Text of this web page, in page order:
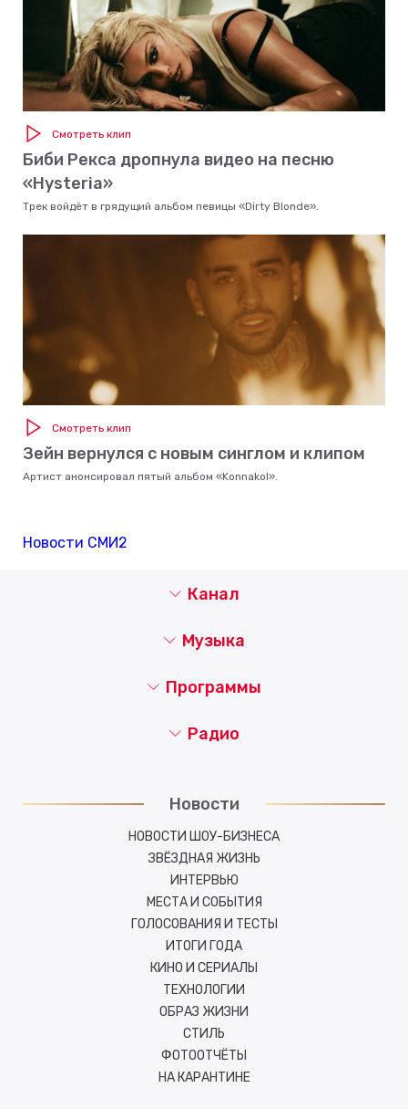
Смотреть клип
Биби Рекса дропнула видео на песню
«Hysteria»
Трек войдёт в грядущий альбом певицы «Dirty Blonde».
Смотреть клип
Зейн вернулся с новым синглом и клипом
Артист анонсировал пятый альбом «Konnakol».
Новости СМИ2
Канал
Музыка
Новости
НОВОСТИ ШОУ-БИЗНЕСА
ЗВЁЗДНАЯ ЖИЗНЬ
ИНТЕРВЬЮ
МЕСТА И СОБЫТИЯ
ГОЛОСОВАНИЯ И ТЕСТЫ
ИТОГИ ГОДА
КИНО И СЕРИАЛЫ
ТЕХНОЛОГИИ
ОБРАЗ ЖИЗНИ
СТИЛЬ
ФОТООТЧЁТЫ
НА КАРАНТИНЕ
Программы
Радио